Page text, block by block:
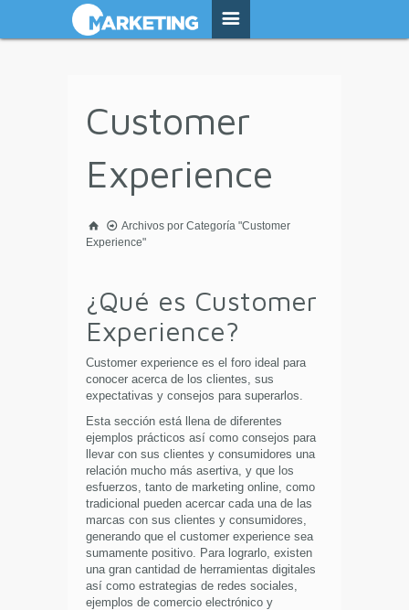
Customer
Experience
Archivos por Categoría "Customer
Experience"
¿Qué es Customer
Experience?
Customer experience es el foro ideal para
conocer acerca de los clientes, sus
expectativas y consejos para superarlos.
Esta sección está llena de diferentes
ejemplos prácticos así como consejos para
llevar con sus clientes y consumidores una
relación mucho más asertiva, y que los
esfuerzos, tanto de marketing online, como
tradicional pueden acercar cada una de las
marcas con sus clientes y consumidores,
generando que el customer experience sea
sumamente positivo. Para lograrlo, existen
una gran cantidad de herramientas digitales
así como estrategias de redes sociales,
ejemplos de comercio electrónico y